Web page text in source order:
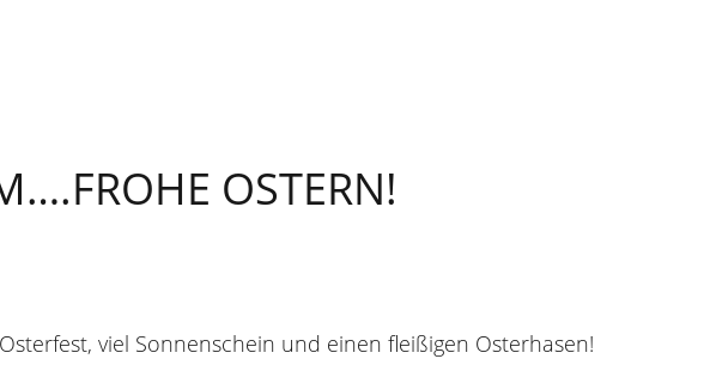
OSTERN!
viel Sonnenschein und einen fleißigen Osterhasen!